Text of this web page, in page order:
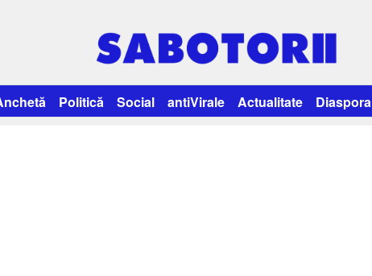
Politică Social antiVirale Actualitate Diaspora